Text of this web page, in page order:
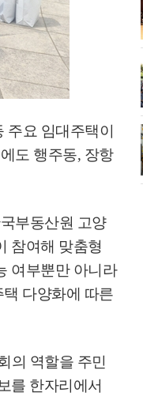
주요 임대주택이
도 행주동, 장항
부동산원 고양
참여해 맞춤형
여부뿐만 아니라
다양화에 따른
의 역할을 주민
를 한자리에서
목원 무궁화 절정 '50여 품
장, 2026 고양시장배 볼링
고양특례시장기 배드민턴대